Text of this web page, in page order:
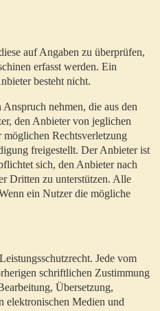
auf Angaben zu überprüfen,
erfasst werden. Ein
besteht nicht.
nehmen, die aus den
den Anbieter von jeglichen
Rechtsverletzung
freigestellt. Der Anbieter ist
sich, den Anbieter nach
Dritten zu unterstützen. Alle
ein Nutzer die mögliche
Jede vom
schriftlichen Zustimmung
Übersetzung,
elektronischen Medien und